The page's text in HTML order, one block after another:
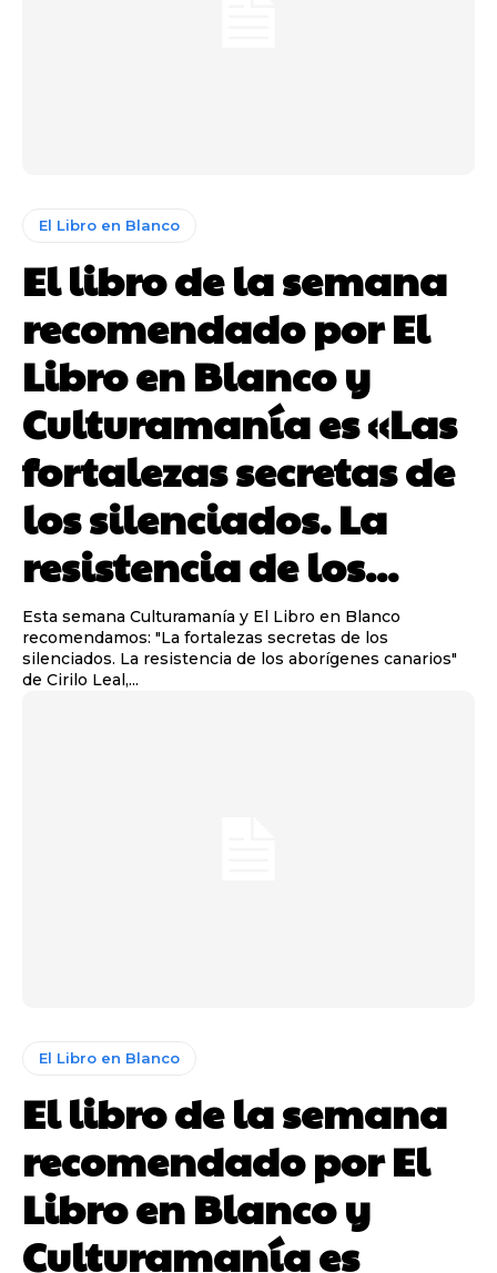
El Libro en Blanco
El libro de la semana
recomendado por El
Libro en Blanco y
Culturamanía es «Las
fortalezas secretas de
los silenciados. La
resistencia de los...
Esta semana Culturamanía y El Libro en Blanco
recomendamos: "La fortalezas secretas de los
silenciados. La resistencia de los aborígenes canarios"
de Cirilo Leal,...
El Libro en Blanco
El libro de la semana
recomendado por El
Libro en Blanco y
Culturamanía es